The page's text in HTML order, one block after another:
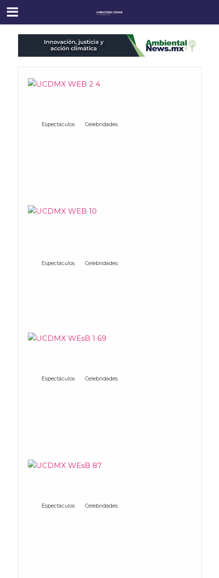
Espectáculos Celebridades
Espectáculos Celebridades
Espectáculos Celebridades
Espectáculos Celebridades